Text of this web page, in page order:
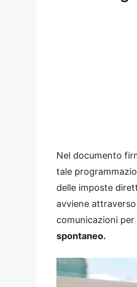
Nel documento
tale
delle imposte
avviene
comunicazioni per
spontaneo.